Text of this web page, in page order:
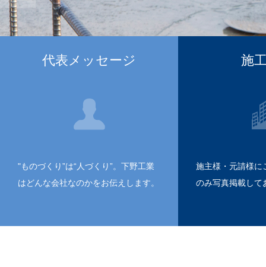
代表メッセージ
"ものづくり”は“人づくり”。下野工業
はどんな会社なのかをお伝えします。
施
施主様・元請様に
のみ写真掲載して